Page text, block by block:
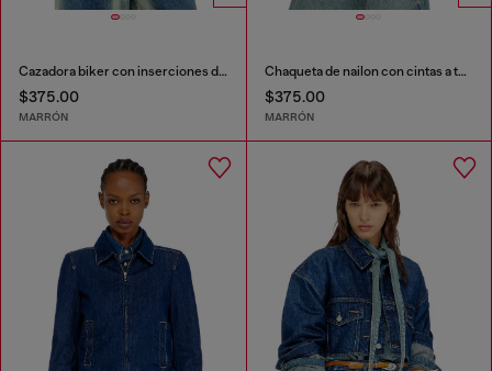
Cazadora biker con inserciones de canalé
$375.00
MARRÓN
Chaqueta de nailon con cintas a tono
$375.00
MARRÓN